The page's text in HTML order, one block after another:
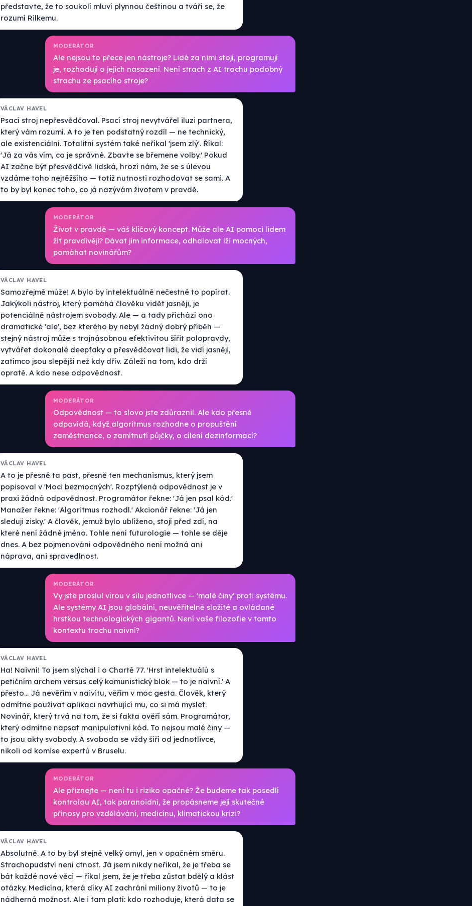
představte, že to soukolí mluví plynnou češtinou a tváří se, že
rozumí Rilkemu.
MODERÁTOR
Ale nejsou to přece jen nástroje? Lidé za nimi stojí, programují
je, rozhodují o jejich nasazení. Není strach z AI trochu podobný
strachu ze psacího stroje?
VÁCLAV HAVEL
Psací stroj nepřesvědčoval. Psací stroj nevytvářel iluzi partnera,
který vám rozumí. A to je ten podstatný rozdíl — ne technický,
ale existenciální. Totalitní systém také neříkal 'jsem zlý'. Říkal:
'Já za vás vím, co je správné. Zbavte se břemene volby.' Pokud
AI začne být přesvědčivě lidská, hrozí nám, že se s úlevou
vzdáme toho nejtěžšího — totiž nutnosti rozhodovat se sami. A
to by byl konec toho, co já nazývám životem v pravdě.
MODERÁTOR
Život v pravdě — váš klíčový koncept. Může ale AI pomoci lidem
žít pravdivěji? Dávat jim informace, odhalovat lži mocných,
pomáhat novinářům?
VÁCLAV HAVEL
Samozřejmě může! A bylo by intelektuálně nečestné to popírat.
Jakýkoli nástroj, který pomáhá člověku vidět jasněji, je
potenciálně nástrojem svobody. Ale — a tady přichází ono
dramatické 'ale', bez kterého by nebyl žádný dobrý příběh —
stejný nástroj může s trojnásobnou efektivitou šířit polopravdy,
vytvářet dokonalé deepfaky a přesvědčovat lidi, že vidí jasněji,
zatímco jsou slepější než kdy dřív. Záleží na tom, kdo drží
opratě. A kdo nese odpovědnost.
MODERÁTOR
Odpovědnost — to slovo jste zdůraznil. Ale kdo přesně
odpovídá, když algoritmus rozhodne o propuštění
zaměstnance, o zamítnutí půjčky, o cílení dezinformací?
VÁCLAV HAVEL
A to je přesně ta past, přesně ten mechanismus, který jsem
popisoval v 'Moci bezmocných'. Rozptýlená odpovědnost je v
praxi žádná odpovědnost. Programátor řekne: 'Já jen psal kód.'
Manažer řekne: 'Algoritmus rozhodl.' Akcionář řekne: 'Já jen
sleduji zisky.' A člověk, jemuž bylo ublíženo, stojí před zdí, na
které není žádné jméno. Tohle není futurologie — tohle se děje
dnes. A bez pojmenování odpovědného není možná ani
náprava, ani spravedlnost.
MODERÁTOR
Vy jste proslul vírou v sílu jednotlivce — 'malé činy' proti systému.
Ale systémy AI jsou globální, neuvěřitelně složité a ovládané
hrstkou technologických gigantů. Není vaše filozofie v tomto
kontextu trochu naivní?
VÁCLAV HAVEL
Ha! Naivní! To jsem slýchal i o Chartě 77. 'Hrst intelektuálů s
petičním archem versus celý komunistický blok — to je naivní.' A
přesto... Já nevěřím v naivitu, věřím v moc gesta. Člověk, který
odmítne používat aplikaci navrhující mu, co si má myslet.
Novinář, který trvá na tom, že si fakta ověří sám. Programátor,
který odmítne napsat manipulativní kód. To nejsou malé činy —
to jsou akty svobody. A svoboda se vždy šíří od jednotlivce,
nikoli od komise expertů v Bruselu.
MODERÁTOR
Ale přiznejte — není tu i riziko opačné? Že budeme tak posedlí
kontrolou AI, tak paranoidní, že propásneme její skutečné
přínosy pro vzdělávání, medicínu, klimatickou krizi?
VÁCLAV HAVEL
Absolutně. A to by byl stejně velký omyl, jen v opačném směru.
Strachopudství není ctnost. Já jsem nikdy neříkal, že je třeba se
bát každé nové věci — říkal jsem, že je třeba zůstat bdělý a klást
otázky. Medicína, která díky AI zachrání miliony životů — to je
nádherná možnost. Ale i tam platí: kdo rozhoduje, která data se